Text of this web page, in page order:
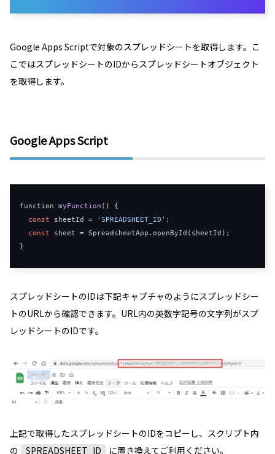
Google Apps Scriptで対象のスプレッドシートを取得します。こ
こではスプレッドシートのIDからスプレッドシートオブジェクト
を取得します。
Google Apps Script
function myFunction ()
{
const sheetId = 'SPREADSHEET_ID' ;
const sheet = SpreadsheetApp . openById ( sheetId );
}
スプレッドシートのIDは下記キャプチャのようにスプレッドシー
トのURLから確認できます。URL内の英数字記号の文字列がスプ
レッドシートのIDです。
上記で取得したスプレッドシートのIDをコピーし、スクリプト内
の
SPREADSHEET_ID に置き換えてご利用ください。